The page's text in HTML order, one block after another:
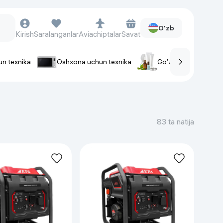
Soat kamarlari
Foto apparatlari va Video-
kameralar
Fotoapparatlari
KirishSaralanganlarAviachiptalarSavat
O'zb
texnika Oshxona uchun texnika Go‘zallik va parvarish
83 ta natija